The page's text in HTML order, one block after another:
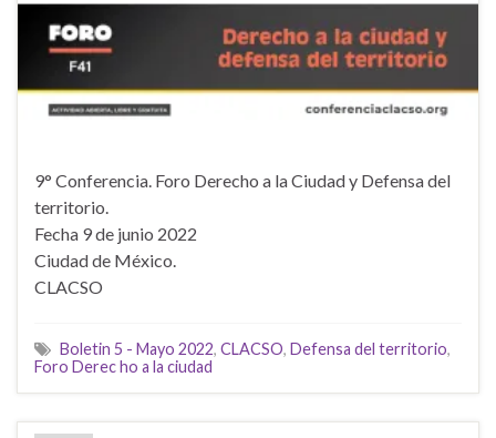
9° Conferencia. Foro Derecho a la Ciudad y Defensa del
territorio.
Fecha 9 de junio 2022
Ciudad de México.
CLACSO
Boletin 5 - Mayo 2022, CLACSO, Defensa del territorio,
Foro Derec ho a la ciudad